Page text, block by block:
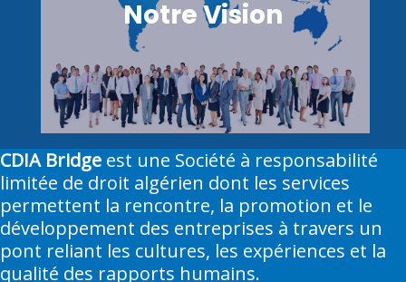
Notre Vision
CDIA Bridge est une Société à responsabilité
limitée de droit algérien dont les services
permettent la rencontre, la promotion et le
développement des entreprises à travers un
pont reliant les cultures, les expériences et la
qualité des rapports humains.